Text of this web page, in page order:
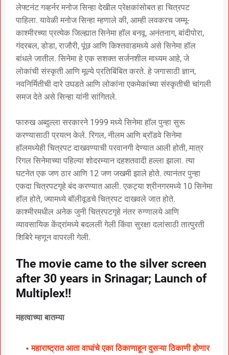
लेफ्टनंट गव्हर्नर मनोज सिन्हा देखील प्रेक्षकांसोबत हा चित्रपट
पाहिला. यावेळी मनोज सिन्हा म्हणाले की, आम्ही लवकरच जम्मू-
काश्मीरच्या प्रत्येक जिल्ह्यात सिनेमा हॉल बनवू. अनंतनाग, बांदीपोरा,
गंदरबल, डोडा, राजौरी, पूंछ आणि किश्तवाडमध्ये असे सिनेमा हॉल
बांधले जातील. सिनेमा हे एक सशक्त सर्जनशील माध्यम आहे, जे
लोकांची संस्कृती आणि मूल्ये प्रतिबिंबित करते. हे जगासाठी ज्ञान,
नवनिर्मितीची दारे उघडते आणि लोकांना एकमेकांच्या संस्कृतीची चांगली
समज देते असे सिन्हा यांनी सांगितले.
फारुख अब्दुल्ला सरकारने 1999 मध्ये सिनेमा हॉल पुन्हा सुरू
करण्यासाठी प्रयत्न केले. रिगल, नीलम आणि ब्रॉडवे सिनेमा
हॉलमध्येही चित्रपट दाखवण्याची परवानगी देण्यात आली होती, मात्र
रिगल सिनेमाच्या पहिल्या शोदरम्यान दहशतवादी हल्ला झाला. त्या
घटनेत एक जण ठार आणि 12 जण जखमी झाले होते. त्यानंतर पुन्हा
एकदा चित्रपटगृहे बंद करण्यात आली. एकट्या श्रीनगरमध्ये 10 सिनेमा
हॉल होते, ज्यामध्ये बॉलीवूडचे चित्रपट दाखवले जात होते.
काश्मीरमधील अनेक जुनी चित्रपटगृहे नंतर रुग्णालये आणि
व्यावसायिक केंद्रांमध्ये बदलली गेली किंवा सुरक्षा दलांसाठी तात्पुरती
शिबिरे म्हणून वापरली गेली.
The movie came to the silver screen
after 30 years in Srinagar; Launch of
Multiplex!!
महत्वाच्या बातम्या
महाराष्ट्रात आता वाघांचे एका ठिकाणाहून दुसऱ्या ठिकाणी होणार